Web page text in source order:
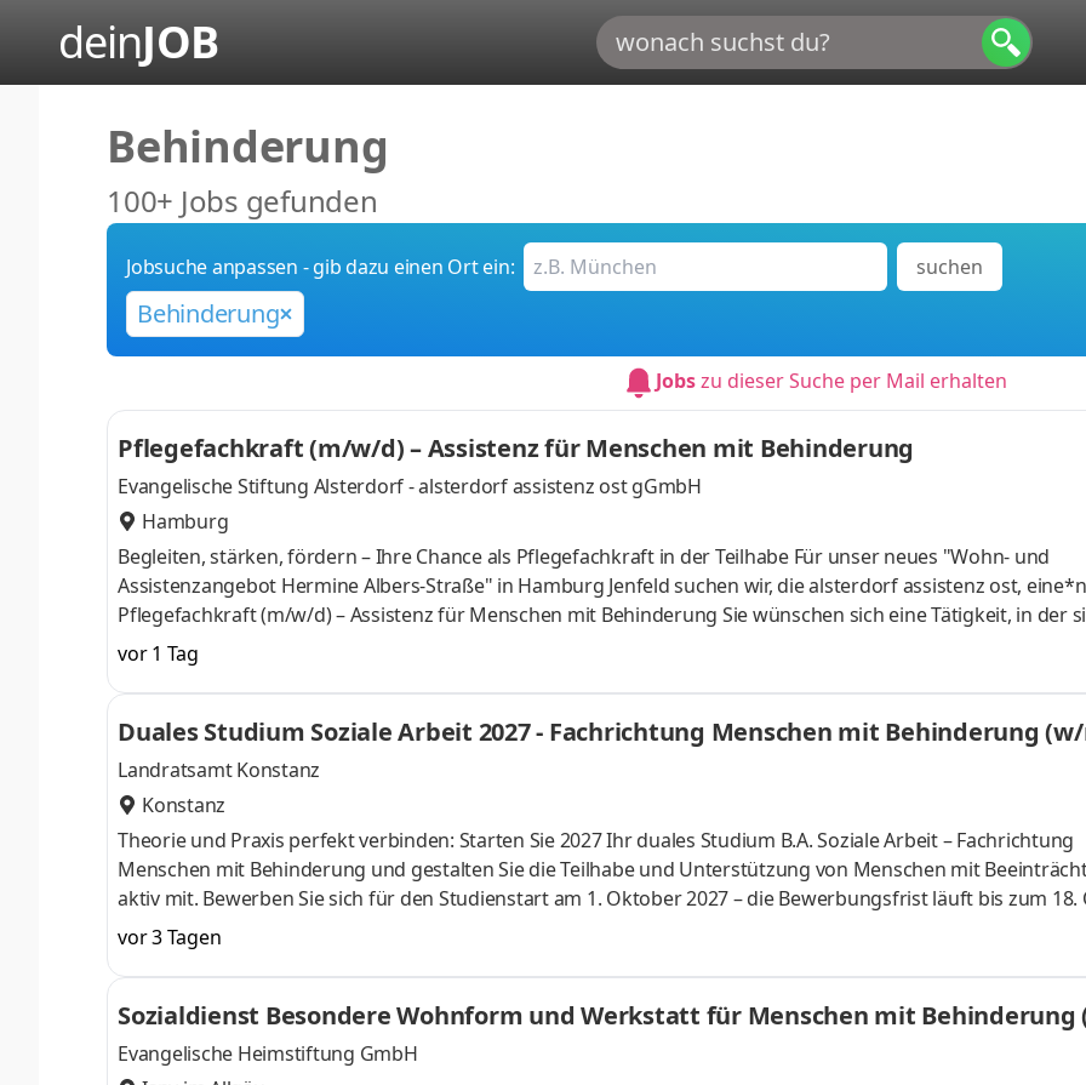
deinJOB
Behinderung
100+ Jobs gefunden
Jobsuche anpassen - gib dazu einen Ort ein: suchen
Behinderung
Jobszu dieser Suche per Mail erhalten
Pflegefachkraft (m/w/d) – Assistenz für Menschen mit Behinderung
Evangelische Stiftung Alsterdorf - alsterdorf assistenz ost gGmbH
Hamburg
Begleiten, stärken, fördern – Ihre Chance als Pflegefachkraft in der Teilhabe Für unser neues "Wohn- und
Assistenzangebot Hermine Albers-Straße" in Hamburg Jenfeld suchen wir, die alsterdorf assistenz ost, eine*n
Pflegefachkraft (m/w/d) – Assistenz für Menschen mit Behinderung Sie wünschen sich eine Tätigkeit, in der
Pflege, Assistenz und Alltagsbegleitung für erwachsene Menschen mit Behinderung sinnvoll verbinden? In der
ehemaligen Jenfelder Kaserne ist ein modernes, barrierefreies Wohn- und Assistenzangebot mit einem
grünen Außengelände entstanden. Hier leben 32 erwachsene Menschen mit Unterstützungsbedarf. Sie
Menschen mit Assistenzbedarf so begleiten, dass sie ihren
vor 1 Tag
Duales Studium Soziale Arbeit 2027 - Fachrichtung Menschen mit Behinderung
Landratsamt Konstanz
Konstanz
Theorie und Praxis perfekt verbinden: Starten Sie 2027 Ihr duales Studium B.A. Soziale Arbeit – Fachrichtung
Menschen mit Behinderung und gestalten Sie die Teilhabe und Unterstützung von Menschen mit
aktiv mit. Bewerben Sie sich für den Studienstart am 1. Oktober 2027 – die Bewerbungsfrist läuft bis zum 18.
2026. Aufgaben Ihre Ausbildung zur staatlich anerkannten Sozialpädagogin / Sozialarbeiterin bzw. zum
anerkannten Sozialpädagogen / Sozialarbeiter bereitet Sie auf folgende Aufgaben vor: Bedarfsklärung:
Hilfebedarf anhand der Internationalen Klassifikation der Funktionsfähigkeit, Behinderung und Gesundheit
strukturieren. Instrumente:
vor 3 Tagen
Sozialdienst Besondere Wohnform und Werkstatt für Menschen mit
Evangelische Heimstiftung GmbH